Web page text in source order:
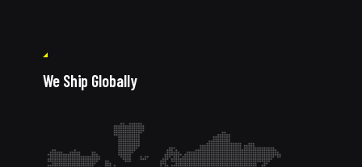
We Ship Globally